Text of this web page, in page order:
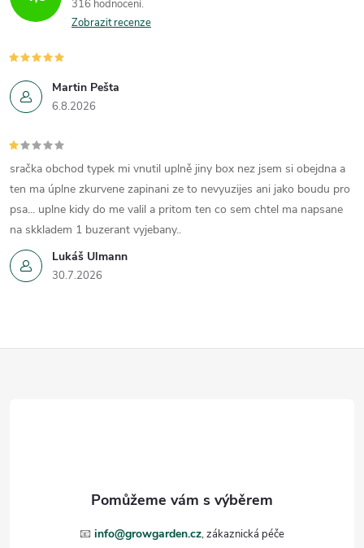
316 hodnocení
Zobrazit recenze
Martin Pešta
6.8.2026
Lukáš Ulmann
30.7.2026
sračka obchod typek mi vnutil uplně jiny box nez jsem si obejdna a
ten ma úplne zkurvene zapinani ze to nevyuzijes ani jako boudu pro
psa... uplne kidy do me valil a pritom ten co sem chtel ma napsane
na skkladem 1 buzerant vyjebany..
📧 info@growgarden.cz